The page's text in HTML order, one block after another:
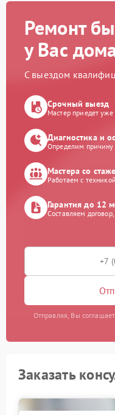
Ремонт
у Вас
С выездом
Срочный выезд
Мастер приедет
Диагностика и
Определим причину
Мастера со
Работаем с
Гарантия до 12
Составляем
Отправляя, Вы
Заказать